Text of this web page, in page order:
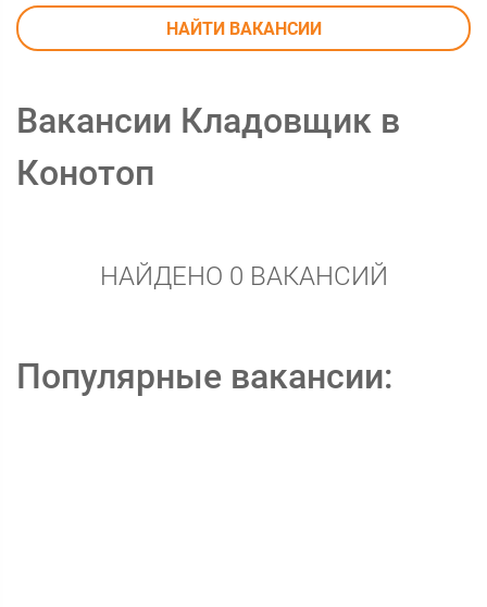
НАЙТИ ВАКАНСИИ
Вакансии Кладовщик в
Конотоп
НАЙДЕНО 0 ВАКАНСИЙ
Популярные вакансии: